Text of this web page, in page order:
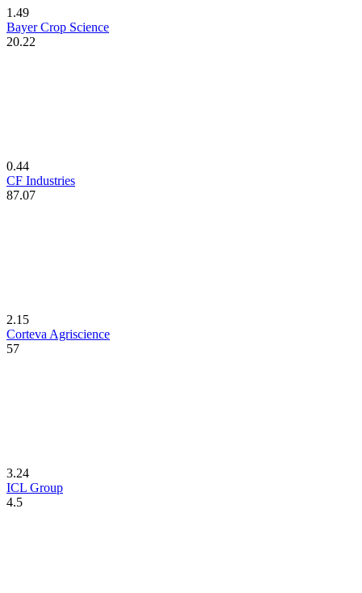
1.49
Bayer Crop Science
20.22
0.44
CF Industries
87.07
2.15
Corteva Agriscience
57
3.24
ICL Group
4.5